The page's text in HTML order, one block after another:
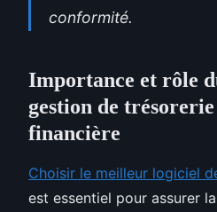
conformité.
Importance et rôle
gestion de
financière
Choisir le meilleur logiciel
est essentiel pour assurer